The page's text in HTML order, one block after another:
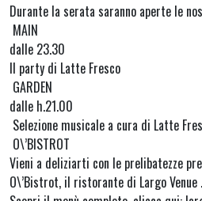
Durante la serata saranno aperte le
MAIN
dalle 23.30
Il party di Latte Fresco
GARDEN
dalle h.21.00
Selezione musicale a cura di Latte
O\’BISTROT
Vieni a deliziarti con le prelibatezze
O\’Bistrot, il ristorante di Largo Venue .